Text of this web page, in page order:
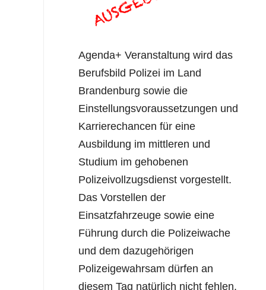
Agenda+ Veranstaltung wird das
Berufsbild Polizei im Land
Brandenburg sowie die
Einstellungsvoraussetzungen und
Karrierechancen für eine
Ausbildung im mittleren und
Studium im gehobenen
Polizeivollzugsdienst vorgestellt.
Das Vorstellen der
Einsatzfahrzeuge sowie eine
Führung durch die Polizeiwache
und dem dazugehörigen
Polizeigewahrsam dürfen an
diesem Tag natürlich nicht fehlen.